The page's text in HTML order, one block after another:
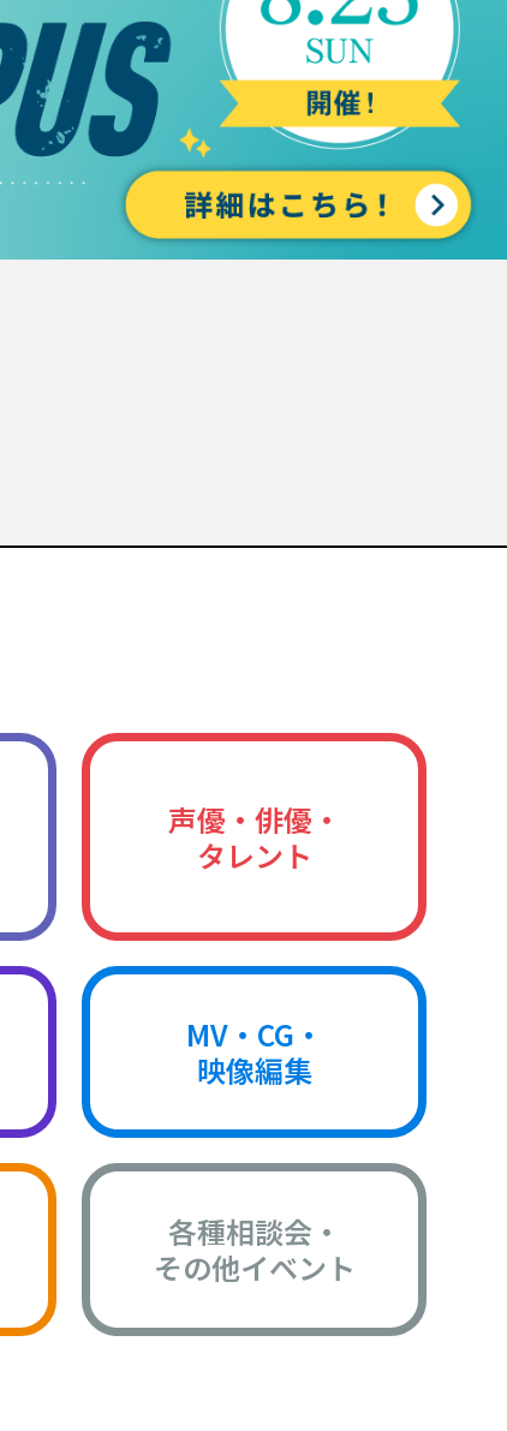
声優・俳優・
タレント
MV・CG・
映像編集
各種相談会・
その他イベント